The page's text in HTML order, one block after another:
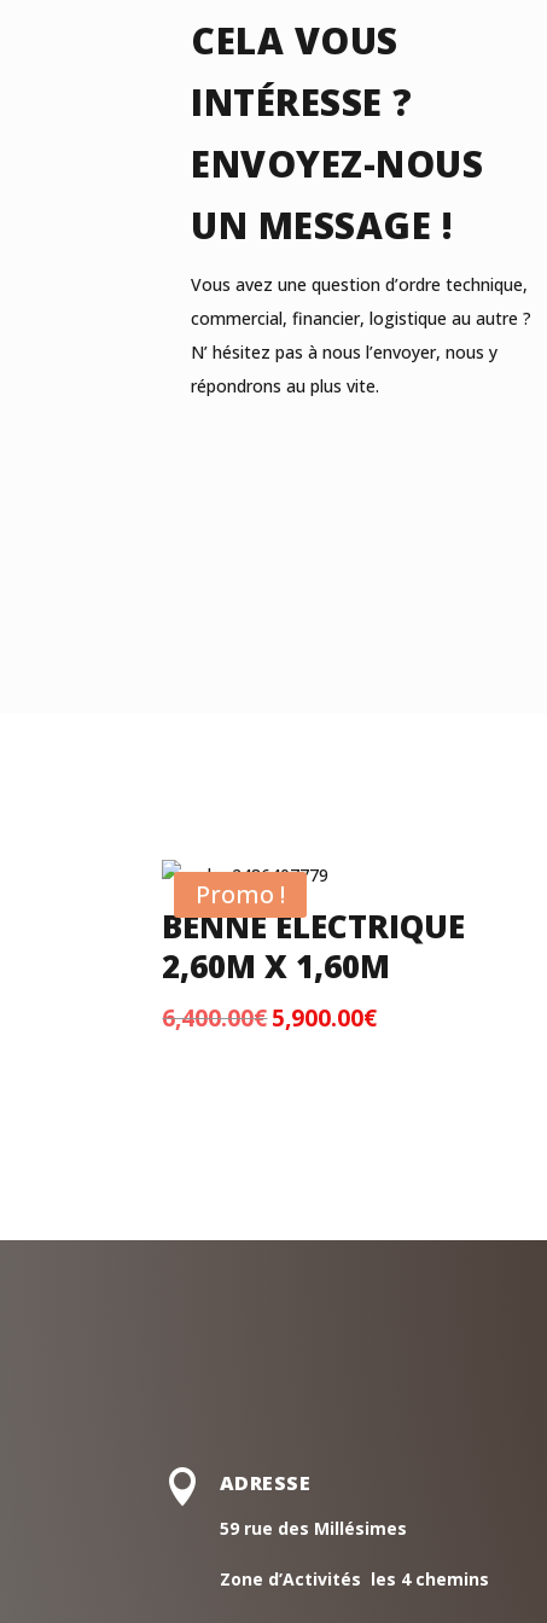
CELA VOUS
INTÉRESSE ?
ENVOYEZ-NOUS
UN MESSAGE !
Vous avez une question d’ordre technique,
commercial, financier, logistique au autre ?
N’ hésitez pas à nous l’envoyer, nous y
répondrons au plus vite.
Promo !
BENNE ELECTRIQUE
2,60M X 1,60M
6,400.00€ Le
5,900.00€Le
 ADRESSE
59 rue des Millésimes
Zone d’Activités les 4 chemins